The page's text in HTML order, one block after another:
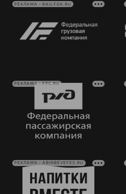
РЕКЛАМА • RAILFGK.RU
РЕКЛАМА • FPC.RU
РЕКЛАМА • ABINBEVEFES.RU